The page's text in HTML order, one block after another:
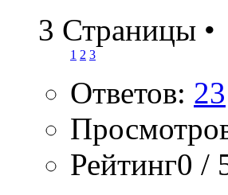
3 Страницы •
1 2 3
Ответов: 23
Рейтинг0 /